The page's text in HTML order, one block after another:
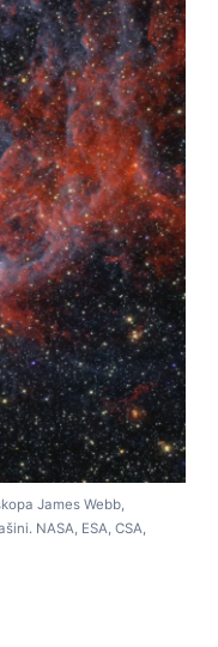
James Webb,
NASA, ESA, CSA,